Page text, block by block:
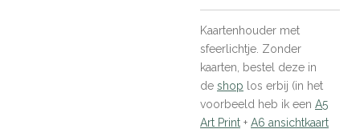
Kaartenhouder met
sfeerlichtje. Zonder
kaarten, bestel deze in
de shop los erbij (in het
voorbeeld heb ik een A5
Art Print + A6 ansichtkaart